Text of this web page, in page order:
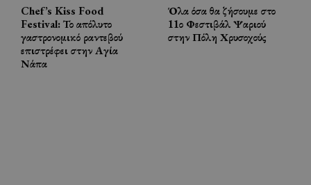
Chef’s Kiss Food
Festival: Το απόλυτο
γαστρονομικό ραντεβού
επιστρέφει στην Αγία
Νάπα
Όλα όσα θα ζήσουμε στο
11ο Φεστιβάλ Ψαριού
στην Πόλη Χρυσοχούς